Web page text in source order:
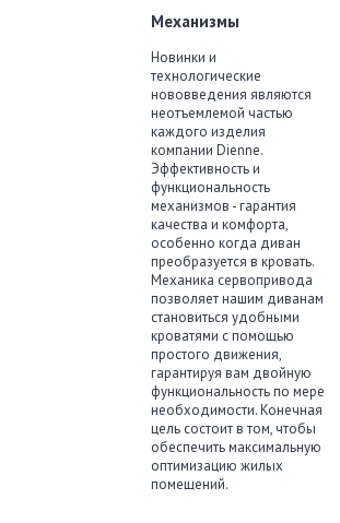
Механизмы
Новинки и
технологические
нововведения являются
неотъемлемой частью
каждого изделия
компании Dienne.
Эффективность и
функциональность
механизмов - гарантия
качества и комфорта,
особенно когда диван
преобразуется в кровать.
Механика сервопривода
позволяет нашим диванам
становиться удобными
кроватями с помощью
простого движения,
гарантируя вам двойную
функциональность по мере
необходимости. Конечная
цель состоит в том, чтобы
обеспечить максимальную
оптимизацию жилых
помещений.